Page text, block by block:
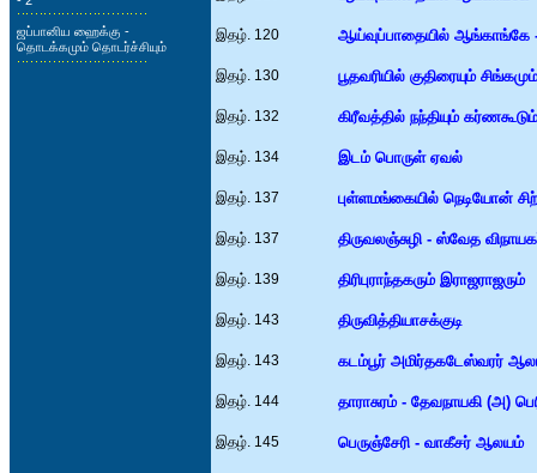
ஜப்பானிய ஹைக்கு -
தொடக்கமும் தொடர்ச்சியும்
இதழ். 120 ஆய்வுப்பாதையில் ஆங்காங்கே
இதழ். 130 பூதவரியில் குதிரையும் சிங்கமும்
இதழ். 132 கிரீவத்தில் நந்தியும் கர்ணகூடும்
இதழ். 134 இடம் பொருள் ஏவல்
இதழ். 137 புள்ளமங்கையில் நெடியோன்
இதழ். 137 திருவலஞ்சுழி - ஸ்வேத
இதழ். 139 திரிபுராந்தகரும் இராஜராஜரும்
இதழ். 143 திருவித்தியாசக்குடி
இதழ். 143 கடம்பூர் அமிர்தகடேஸ்வரர்
இதழ். 144 தாராசுரம் - தேவநாயகி (அ)
இதழ். 145 பெருஞ்சேரி - வாகீசர் ஆலயம்